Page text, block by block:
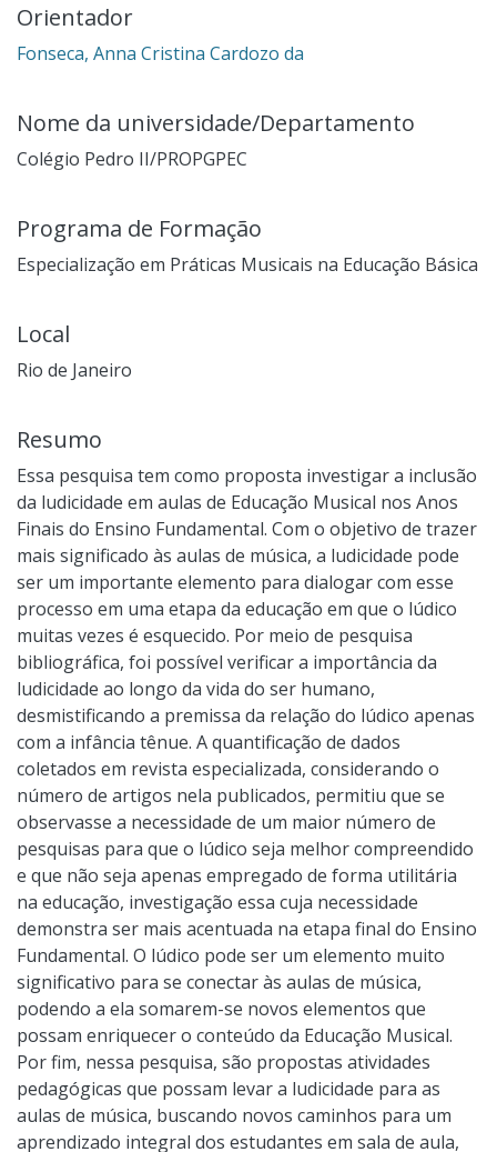
Orientador
Fonseca, Anna Cristina Cardozo da
Nome da universidade/Departamento
Colégio Pedro II/PROPGPEC
Programa de Formação
Especialização em Práticas Musicais na Educação Básica
Local
Rio de Janeiro
Resumo
Essa pesquisa tem como proposta investigar a inclusão
da ludicidade em aulas de Educação Musical nos Anos
Finais do Ensino Fundamental. Com o objetivo de trazer
mais significado às aulas de música, a ludicidade pode
ser um importante elemento para dialogar com esse
processo em uma etapa da educação em que o lúdico
muitas vezes é esquecido. Por meio de pesquisa
bibliográfica, foi possível verificar a importância da
ludicidade ao longo da vida do ser humano,
desmistificando a premissa da relação do lúdico apenas
com a infância tênue. A quantificação de dados
coletados em revista especializada, considerando o
número de artigos nela publicados, permitiu que se
observasse a necessidade de um maior número de
pesquisas para que o lúdico seja melhor compreendido
e que não seja apenas empregado de forma utilitária
na educação, investigação essa cuja necessidade
demonstra ser mais acentuada na etapa final do Ensino
Fundamental. O lúdico pode ser um elemento muito
significativo para se conectar às aulas de música,
podendo a ela somarem-se novos elementos que
possam enriquecer o conteúdo da Educação Musical.
Por fim, nessa pesquisa, são propostas atividades
pedagógicas que possam levar a ludicidade para as
aulas de música, buscando novos caminhos para um
aprendizado integral dos estudantes em sala de aula,